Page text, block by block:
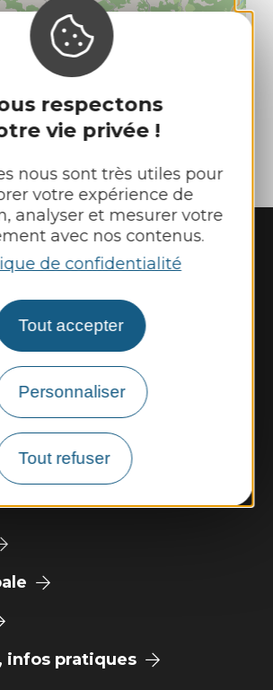
respectons
vie privée !
nous sont très utiles pour
votre expérience de
analyser et mesurer votre
avec nos contenus.
de confidentialité
Tout accepter
Personnaliser
Tout refuser
Leaflet | Map data ©OpenStreetMap contributors
MAIRIE DEREBOURGUIL
2 place de l’Eglise
05 65 99 83 11
:
de 14h00 à 17h00
9h00 à 12h00
infos pratiques